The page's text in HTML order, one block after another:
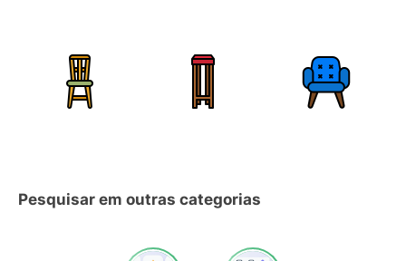
Pesquisar em outras categorias